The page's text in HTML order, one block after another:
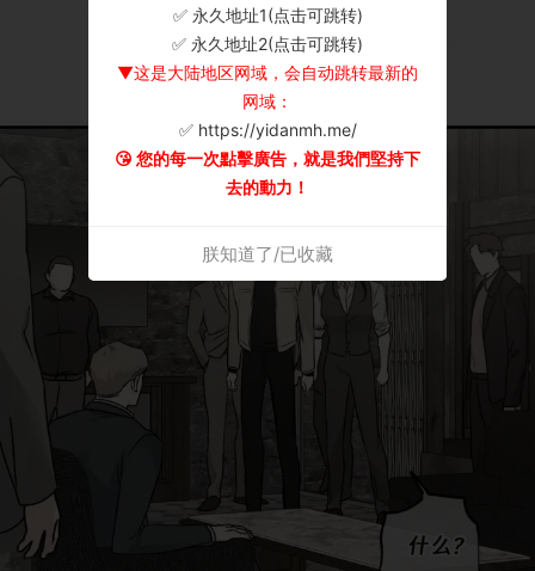
✅ 永久地址1(点击可跳转)
✅ 永久地址2(点击可跳转)
▼这是大陆地区网域，会自动跳转最新的
网域：
✅ https://yidanmh.me/
😘 您的每一次點擊廣告，就是我們堅持下
去的動力！
朕知道了/已收藏